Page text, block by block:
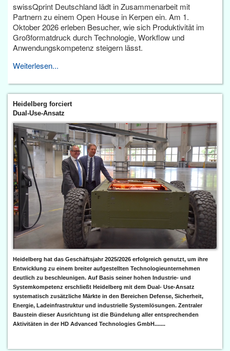
swissQprint Deutschland lädt in Zusammenarbeit mit
Partnern zu einem Open House in Kerpen ein. Am 1.
Oktober 2026 erleben Besucher, wie sich Produktivität im
Großformatdruck durch Technologie, Workflow und
Anwendungskompetenz steigern lässt.
Weiterlesen...
Heidelberg forciert
Dual-Use-Ansatz
Heidelberg hat das Geschäftsjahr 2025/2026 erfolgreich genutzt, um ihre
Entwicklung zu einem breiter aufgestellten Technologieunternehmen
deutlich zu beschleunigen. Auf Basis seiner hohen Industrie- und
Systemkompetenz erschließt Heidelberg mit dem Dual- Use-Ansatz
systematisch zusätzliche Märkte in den Bereichen Defense, Sicherheit,
Energie, Ladeinfrastruktur und industrielle Systemlösungen. Zentraler
Baustein dieser Ausrichtung ist die Bündelung aller entsprechenden
Aktivitäten in der HD Advanced Technologies GmbH.......